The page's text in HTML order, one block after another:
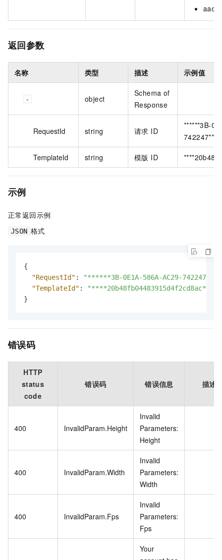
返回参数
名称 类型 描述 示例值
object
Schema of
Response
RequestId string 请求 ID
******3B-
TemplateId string 模版 ID
示例
正常返回示例
JSON 格式
{
"RequestId" :
"******3B-0E1A-586A-AC29-
"TemplateId" :
"****20b48fb04483915d4f2cd8ac****"
}
错误码
HTTP
status
code
错误码 错误信息 描述
400 InvalidParam.Height
Invalid
Parameters:
Height
400 InvalidParam.Width
Invalid
Parameters:
Width
400 InvalidParam.Fps
Invalid
Parameters:
Fps
Your